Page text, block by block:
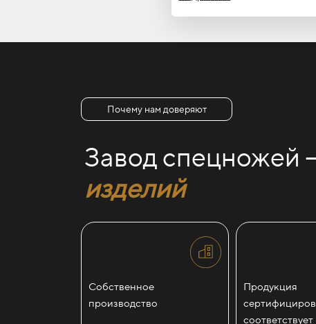
Почему нам доверяют
Завод спецножей
изделий
Собственное
производство
Продукция
соответствует